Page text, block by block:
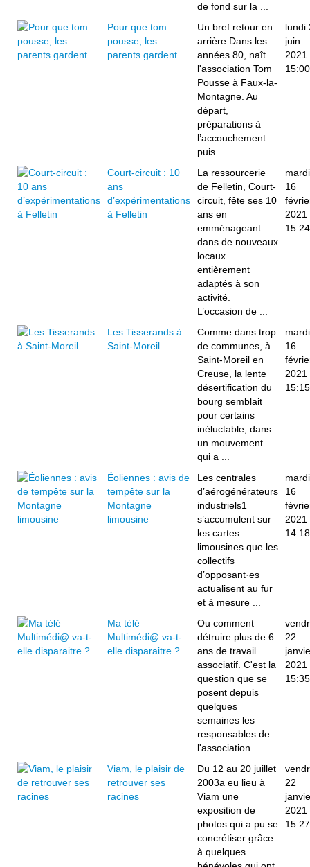
de fond sur la ...
Pour que tom
pousse, les
parents gardent
Un bref retour en
arrière Dans les
années 80, naît
l'association Tom
Pousse à Faux-la-
Montagne. Au
départ,
préparations à
l’accouchement
puis ...
lundi
juin
2021
15:00
Court-circuit : 10
ans
d’expérimentations
à Felletin
La ressourcerie
de Felletin, Court-
circuit, fête ses 10
ans en
emménageant
dans de nouveaux
locaux
entièrement
adaptés à son
activité.
L’occasion de ...
mardi
16
2021
15:24
Les Tisserands à
Saint-Moreil
Comme dans trop
de communes, à
Saint-Moreil en
Creuse, la lente
désertification du
bourg semblait
pour certains
inéluctable, dans
un mouvement
qui a ...
mardi
16
2021
15:15
Éoliennes : avis de
tempête sur la
Montagne
limousine
Les centrales
d’aérogénérateurs
industriels1
s’accumulent sur
les cartes
limousines que les
collectifs
d’opposant·es
actualisent au fur
et à mesure ...
mardi
16
2021
14:18
Ma télé
Multimédi@ va-t-
elle disparaitre ?
Ou comment
détruire plus de 6
ans de travail
associatif. C'est la
question que se
posent depuis
quelques
semaines les
responsables de
l'association ...
22
2021
15:35
Viam, le plaisir de
retrouver ses
racines
Du 12 au 20 juillet
2003a eu lieu à
Viam une
exposition de
photos qui a pu se
concrétiser grâce
à quelques
22
2021
15:27